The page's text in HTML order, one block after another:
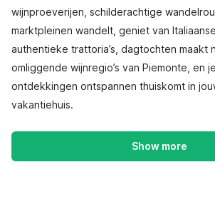
wijnproeverijen, schilderachtige
marktpleinen wandelt, geniet van
authentieke trattoria’s, dagtochten maakt
omliggende wijnregio’s van Piemonte, en
ontdekkingen ontspannen thuiskomt in
vakantiehuis.
Show more